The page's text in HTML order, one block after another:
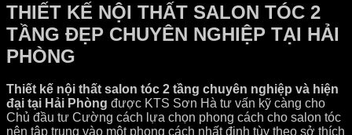
THIẾT KẾ NỘI THẤT SALON TÓC 2
TẦNG ĐẸP CHUYÊN NGHIỆP TẠI HẢI
PHÒNG
Thiết kế nội thất salon tóc 2 tầng chuyên nghiệp và hiện
đại tại Hải Phòng được KTS Sơn Hà tư vấn kỹ càng cho
Chủ đầu tư Cường cách lựa chọn phong cách cho salon tóc
nên tập trung vào một phong cách nhất định tùy theo sở thích